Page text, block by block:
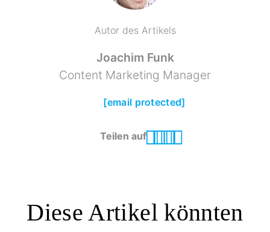
Autor des Artikels
Joachim Funk
Content Marketing Manager
[email protected]
Teilen auf
Diese Artikel könnten